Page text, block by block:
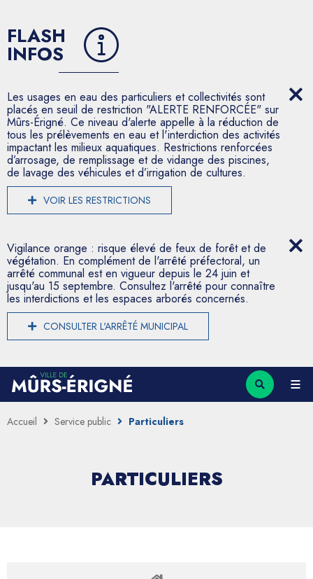
FLASH
INFOS
Les usages en eau des particuliers et collectivités sont
placés en seuil de restriction "ALERTE RENFORCÉE" sur
Mûrs-Érigné. Ce niveau d'alerte appelle à la réduction de
tous les prélèvements en eau et l'interdiction des activités
impactant les milieux aquatiques. Restrictions renforcées
d’arrosage, de remplissage et de vidange des piscines,
de lavage des véhicules et d’irrigation de cultures.
VOIR LES RESTRICTIONS
Vigilance orange : risque élevé de feux de forêt et de
végétation. En complément de l'arrêté préfectoral, un
arrêté communal est en vigueur depuis le 24 juin et
jusqu'au 15 septembre. Consultez l'arrêté pour connaître
les interdictions et les espaces arborés concernés.
CONSULTER L'ARRÊTÉ MUNICIPAL
Accueil Service public Particuliers
PARTICULIERS